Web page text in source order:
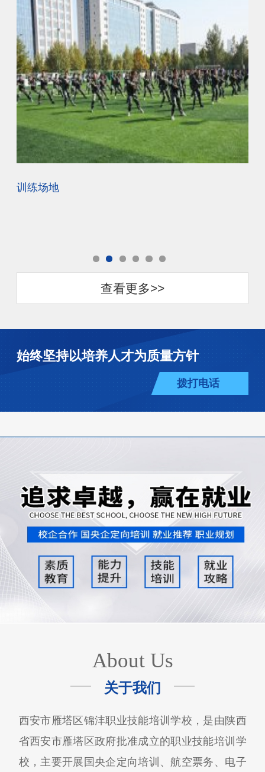
训练场地
查看更多>>
始终坚持以培养人才为质量方针
拨打电话
About Us
关于我们
西安市雁塔区锦沣职业技能培训学校，是由陕西
省西安市雁塔区政府批准成立的职业技能培训学
校，主要开展国央企定向培训、航空票务、电子